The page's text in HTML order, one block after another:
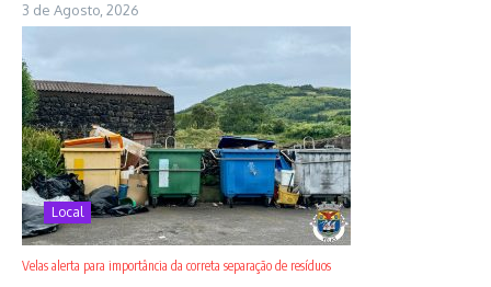
3 de Agosto, 2026
Local
Velas alerta para importância da correta separação de resíduos